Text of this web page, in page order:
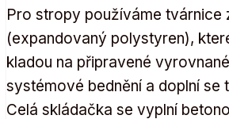
Pro stropy používáme tvárnice
(expandovaný polystyren),
kladou na připravené
systémové bednění a doplní se
Celá skládačka se vyplní